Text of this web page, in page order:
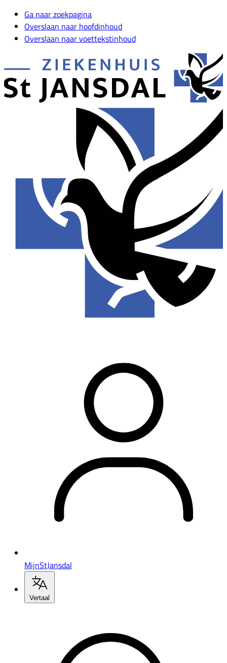
Ga naar zoekpagina
Overslaan naar hoofdinhoud
Overslaan naar voettekstinhoud
MijnStJansdal
Vertaal